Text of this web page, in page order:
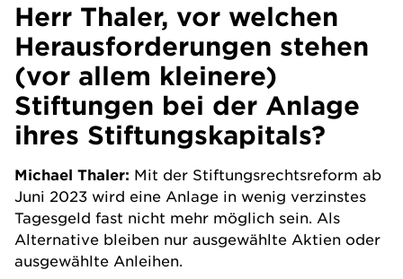
Herr Thaler, vor welchen
Herausforderungen stehen
(vor allem kleinere)
Stiftungen bei der Anlage
ihres Stiftungskapitals?
Michael Thaler: Mit der Stiftungsrechtsreform ab
Juni 2023 wird eine Anlage in wenig verzinstes
Tagesgeld fast nicht mehr möglich sein. Als
Alternative bleiben nur ausgewählte Aktien oder
ausgewählte Anleihen.